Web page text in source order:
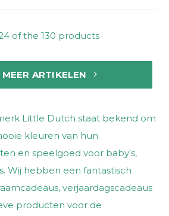
of the 130 products
ARTIKELEN
Little Dutch staat bekend om
kleuren van hun
en speelgoed voor baby's,
Wij hebben een fantastisch
verjaardagscadeaus
producten voor de